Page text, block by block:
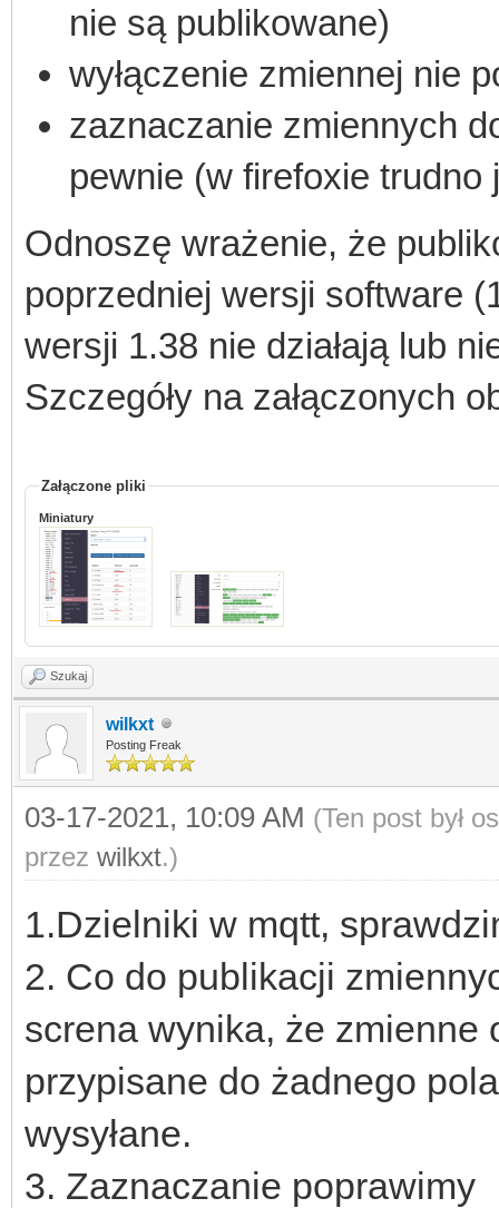
nie są publikowane)
wyłączenie zmiennej nie
zaznaczanie zmiennych
pewnie (w firefoxie trudno
Odnoszę wrażenie, że
poprzedniej wersji software
wersji 1.38 nie działają lub
Szczegóły na załączonych
Załączone pliki
Miniatury
Szukaj
wilkxt
Posting Freak
03-17-2021, 10:09 AM (Ten post był
przez wilkxt.)
1.Dzielniki w mqtt,
2. Co do publikacji
screna wynika, że zmienne
przypisane do żadnego
wysyłane.
3. Zaznaczanie poprawimy